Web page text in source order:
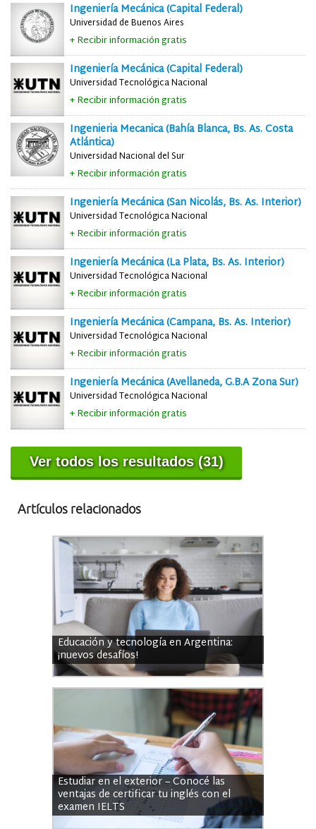
Ingeniería Mecánica (Capital Federal)
Universidad de Buenos Aires
+ Recibir información gratis
Ingeniería Mecánica (Capital Federal)
Universidad Tecnológica Nacional
+ Recibir información gratis
Ingenieria Mecanica (Bahía Blanca, Bs. As. Costa
Atlántica)
Universidad Nacional del Sur
+ Recibir información gratis
Ingeniería Mecánica (San Nicolás, Bs. As. Interior)
Universidad Tecnológica Nacional
+ Recibir información gratis
Ingeniería Mecánica (La Plata, Bs. As. Interior)
Universidad Tecnológica Nacional
+ Recibir información gratis
Ingeniería Mecánica (Campana, Bs. As. Interior)
Universidad Tecnológica Nacional
+ Recibir información gratis
Ingeniería Mecánica (Avellaneda, G.B.A Zona Sur)
Universidad Tecnológica Nacional
+ Recibir información gratis
Ver todos los resultados (31)
Artículos relacionados
Educación y tecnología en Argentina:
¡nuevos desafíos!
Estudiar en el exterior – Conocé las
ventajas de certificar tu inglés con el
examen IELTS